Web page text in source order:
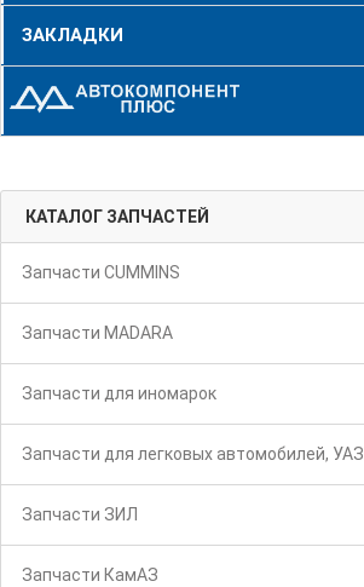
ЗАКЛАДКИ
КАТАЛОГ ЗАПЧАСТЕЙ
Запчасти CUMMINS
Запчасти MADARA
Запчасти для иномарок
Запчасти для легковых автомобилей, УАЗ
Запчасти ЗИЛ
Запчасти КамАЗ